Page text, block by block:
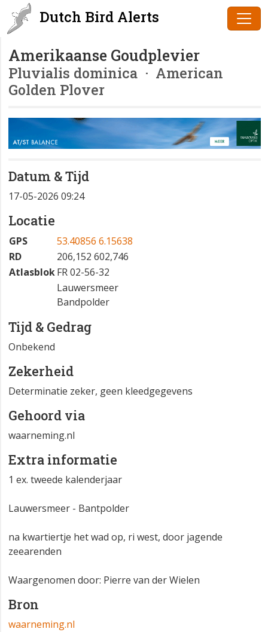
Dutch Bird Alerts
Amerikaanse Goudplevier
Pluvialis dominica · American
Golden Plover
Datum & Tijd
17-05-2026 09:24
Locatie
GPS
53.40856 6.15638
RD
206,152 602,746
AtlasblokFR 02-56-32
Lauwersmeer
Bandpolder
Tijd & Gedrag
Onbekend
Zekerheid
Determinatie zeker, geen kleedgegevens
Gehoord via
waarneming.nl
Extra informatie
1 ex. tweede kalenderjaar
Lauwersmeer - Bantpolder
na kwartiertje het wad op, ri west, door jagende
zeearenden
Waargenomen door: Pierre van der Wielen
Bron
waarneming.nl